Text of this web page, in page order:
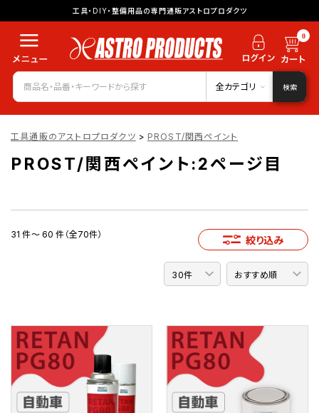
工具・DIY・整備用品の専門通販アストロプロダクツ
0
全カテゴリ 検索
工具通販のアストロプロダクツ > PROST/関西ペイント
PROST/関西ペイント:2ページ目
31 件～ 60 件（全70件） 絞り込み